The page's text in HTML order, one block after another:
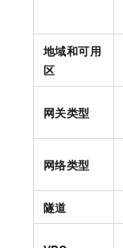
地域和可用
区
网关类型
网络类型
隧道